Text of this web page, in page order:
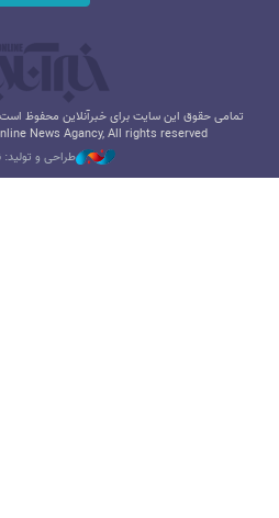
تمامی حقوق این سایت برای خبرآنلاین محفوظ
News Agancy, All rights reserved
طراحی و تولید: